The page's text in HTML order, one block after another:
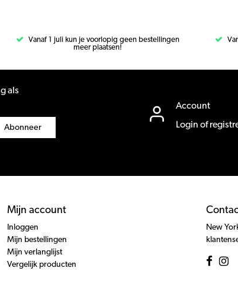
Vanaf 1 juli kun je voorlopig geen bestellingen
meer plaatsen!
als
Abonneer
Account
Login of
Mijn account
Inloggen
Mijn bestellingen
Mijn verlanglijst
Vergelijk producten
New